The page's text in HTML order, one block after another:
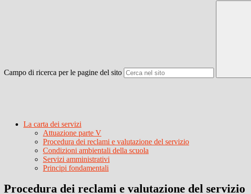
Campo di ricerca per le pagine del sito
La carta dei servizi
Attuazione parte V
Procedura dei reclami e valutazione del servizio
Condizioni ambientali della scuola
Servizi amministrativi
Principi fondamentali
Procedura dei reclami e valutazione del servizio